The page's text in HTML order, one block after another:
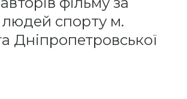
людей спорту м.
Дніпропетровської